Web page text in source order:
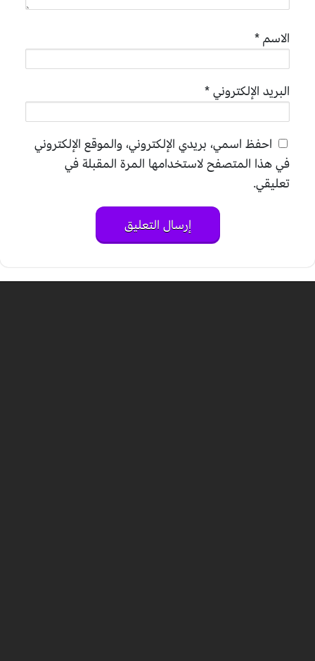
الاسم*
البريد الإلكتروني*
احفظ اسمي، بريدي الإلكتروني، والموقع الإلكتروني
في هذا المتصفح لاستخدامها المرة المقبلة في
تعليقي.